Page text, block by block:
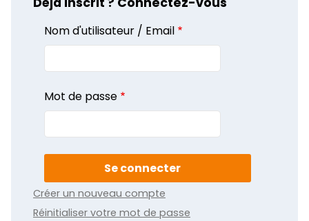
Nom d'utilisateur / Email
Mot de passe
Créer un nouveau compte
Réinitialiser votre mot de passe